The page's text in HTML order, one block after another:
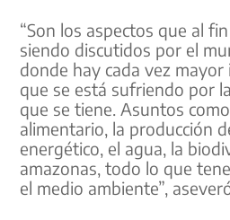
“Son los aspectos que al
siendo discutidos por el
donde hay cada vez
que se está sufriendo por
que se tiene. Asuntos
alimentario, la producción
energético, el agua, la
amazonas, todo lo que
el medio ambiente”,